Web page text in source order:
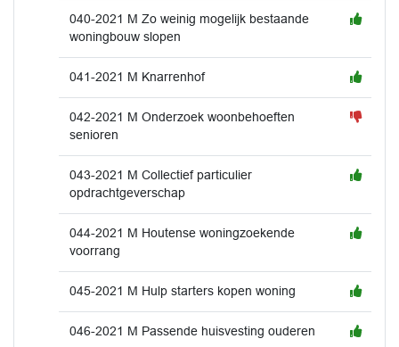
040-2021 M Zo weinig mogelijk bestaande
woningbouw slopen
041-2021 M Knarrenhof
042-2021 M Onderzoek woonbehoeften
senioren
043-2021 M Collectief particulier
opdrachtgeverschap
044-2021 M Houtense woningzoekende
voorrang
045-2021 M Hulp starters kopen woning
046-2021 M Passende huisvesting ouderen